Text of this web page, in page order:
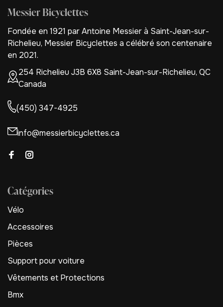
Messier Bicyclettes
Fondée en 1921 par Antoine Messier à Saint-Jean-sur-
Richelieu, Messier Bicyclettes a célébré son centenaire
en 2021.
254 Richelieu J3B 6X8 Saint-Jean-sur-Richelieu, QC
Canada
(450) 347-4925
info@messierbicyclettes.ca
Catégories
Vélo
Accessoires
Pièces
Support pour voiture
Vêtements et Protections
Bmx